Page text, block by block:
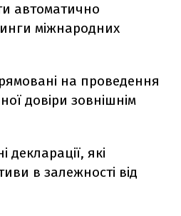
автоматично
міжнародних
на проведення
довіри зовнішнім
які
в залежності від